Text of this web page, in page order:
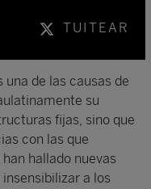
TUITEAR
de las causas de
su
fijas, sino que
con las que
hallado nuevas
a los